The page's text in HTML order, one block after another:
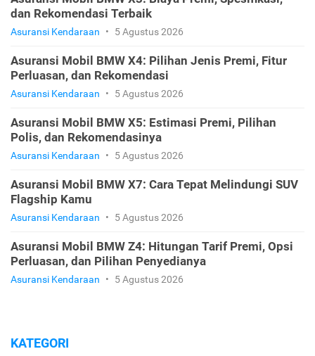
dan Rekomendasi Terbaik
Asuransi Kendaraan • 5 Agustus 2026
Asuransi Mobil BMW X4: Pilihan Jenis Premi, Fitur
Perluasan, dan Rekomendasi
Asuransi Kendaraan • 5 Agustus 2026
Asuransi Mobil BMW X5: Estimasi Premi, Pilihan
Polis, dan Rekomendasinya
Asuransi Kendaraan • 5 Agustus 2026
Asuransi Mobil BMW X7: Cara Tepat Melindungi SUV
Flagship Kamu
Asuransi Kendaraan • 5 Agustus 2026
Asuransi Mobil BMW Z4: Hitungan Tarif Premi, Opsi
Perluasan, dan Pilihan Penyedianya
Asuransi Kendaraan • 5 Agustus 2026
KATEGORI